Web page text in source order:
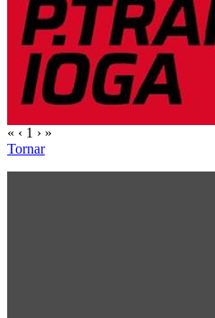
« ‹ 1 › »
Tornar